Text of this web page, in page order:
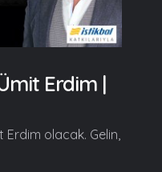
Erdim |
Erdim olacak. Gelin,